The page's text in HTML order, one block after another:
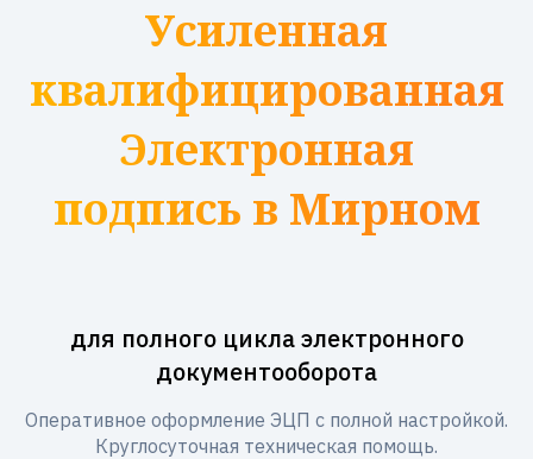
Усиленная
квалифицированная
Электронная
подпись в Мирном
для полного цикла электронного
документооборота
Оперативное оформление ЭЦП с полной настройкой.
Круглосуточная техническая помощь.